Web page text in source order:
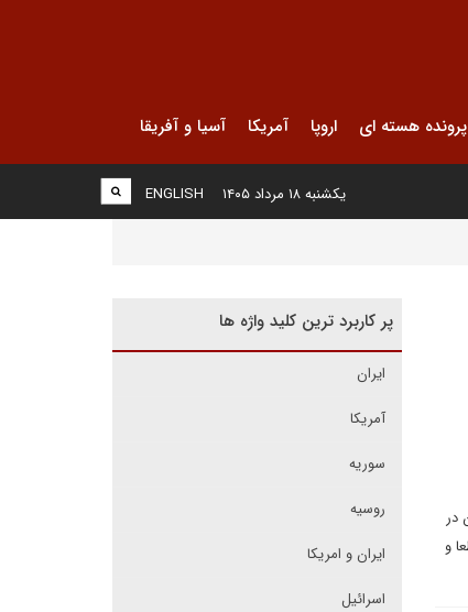
پرونده هسته ای اروپا آمریکا آسیا و آفریقا
ENGLISH یکشنبه ۱۸ مرداد ۱۴۰۵
در
و
پر کاربرد ترین کلید واژه ها
ایران
آمریکا
سوریه
روسیه
ایران و امریکا
اسرائیل